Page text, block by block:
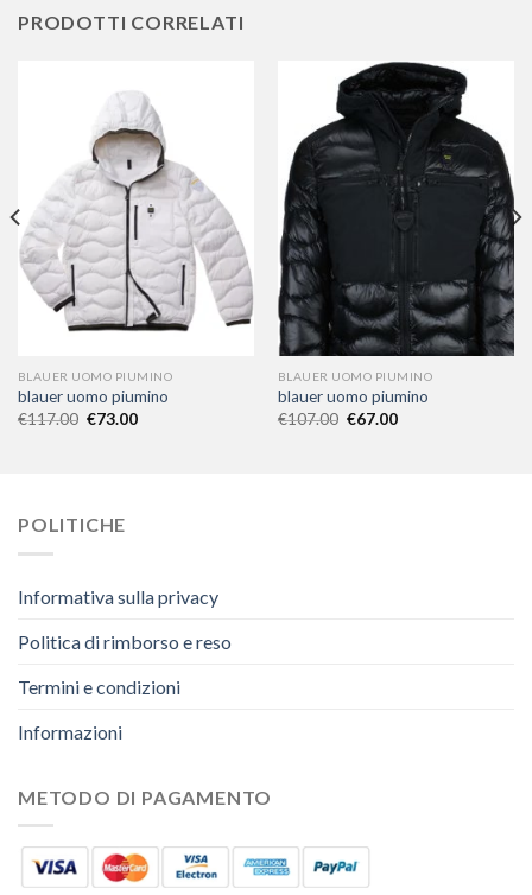
PRODOTTI CORRELATI
BLAUER UOMO PIUMINO
blauer uomo piumino
€117.00 €73.00
BLAUER UOMO PIUMINO
blauer uomo piumino
€107.00 €67.00
POLITICHE
Informativa sulla privacy
Politica di rimborso e reso
Termini e condizioni
Informazioni
METODO DI PAGAMENTO